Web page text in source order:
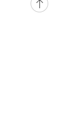
드는 임시"
1시간 전 >
"
[
[